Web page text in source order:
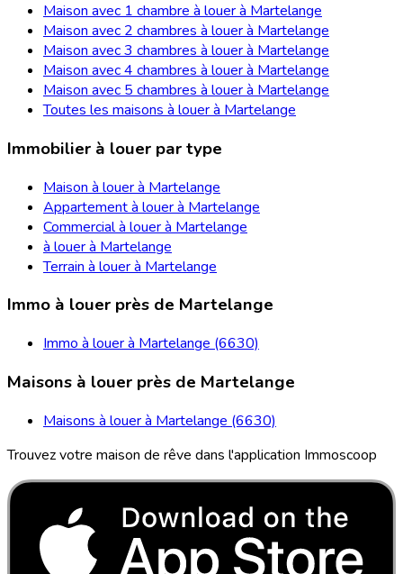
Maison avec 1 chambre à louer à Martelange
Maison avec 2 chambres à louer à Martelange
Maison avec 3 chambres à louer à Martelange
Maison avec 4 chambres à louer à Martelange
Maison avec 5 chambres à louer à Martelange
Toutes les maisons à louer à Martelange
Immobilier à louer par type
Maison à louer à Martelange
Appartement à louer à Martelange
Commercial à louer à Martelange
à louer à Martelange
Terrain à louer à Martelange
Immo à louer près de Martelange
Immo à louer à Martelange (6630)
Maisons à louer près de Martelange
Maisons à louer à Martelange (6630)
Trouvez votre maison de rêve dans l'application Immoscoop